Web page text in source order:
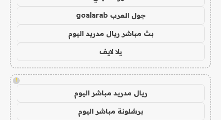
جول العرب goalarab
بث مباشر ريال مدريد اليوم
يلا لايف
!
ريال مدريد مباشر اليوم
برشلونة مباشر اليوم